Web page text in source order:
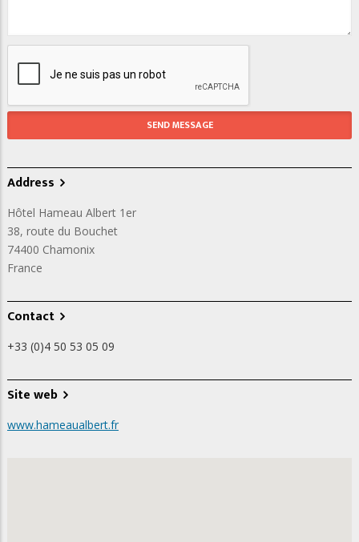
Address
Hôtel Hameau Albert 1er
38, route du Bouchet
74400 Chamonix
France
Contact
+33 (0)4 50 53 05 09
Site web
www.hameaualbert.fr